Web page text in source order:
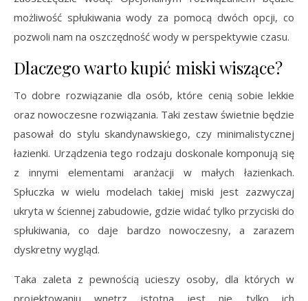
możliwość spłukiwania wody za pomocą dwóch opcji, co
pozwoli nam na oszczędność wody w perspektywie czasu.
Dlaczego warto kupić miski wiszące?
To dobre rozwiązanie dla osób, które cenią sobie lekkie
oraz nowoczesne rozwiązania. Taki zestaw świetnie będzie
pasował do stylu skandynawskiego, czy minimalistycznej
łazienki. Urządzenia tego rodzaju doskonale komponują się
z innymi elementami aranżacji w małych łazienkach.
Spłuczka w wielu modelach takiej miski jest zazwyczaj
ukryta w ściennej zabudowie, gdzie widać tylko przyciski do
spłukiwania, co daje bardzo nowoczesny, a zarazem
dyskretny wygląd.
Taka zaleta z pewnością ucieszy osoby, dla których w
projektowaniu wnętrz istotna jest nie tylko ich